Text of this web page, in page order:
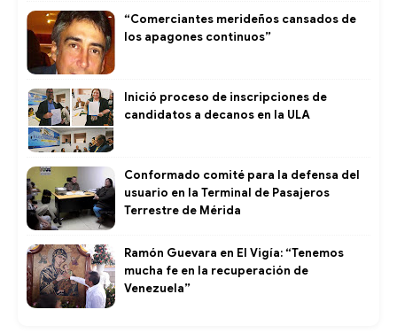
“Comerciantes merideños cansados de
los apagones continuos”
Inició proceso de inscripciones de
candidatos a decanos en la ULA
Conformado comité para la defensa del
usuario en la Terminal de Pasajeros
Terrestre de Mérida
Ramón Guevara en El Vigía: “Tenemos
mucha fe en la recuperación de
Venezuela”